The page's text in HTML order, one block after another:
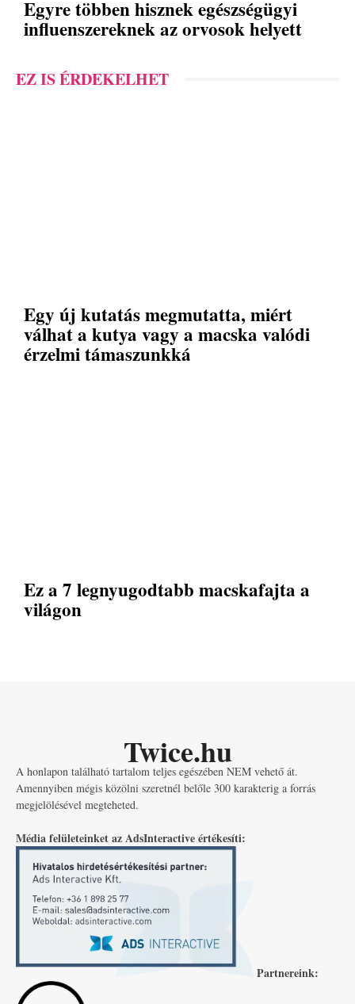
Egyre többen hisznek egészségügyi
influenszereknek az orvosok helyett
EZ IS ÉRDEKELHET
Egy új kutatás megmutatta, miért
válhat a kutya vagy a macska valódi
érzelmi támaszunkká
Ez a 7 legnyugodtabb macskafajta a
világon
Twice.hu
A honlapon található tartalom teljes egészében NEM vehető át.
Amennyiben mégis közölni szeretnél belőle 300 karakterig a forrás
megjelölésével megteheted.
Média felületeinket az AdsInteractive értékesíti:
Partnereink: